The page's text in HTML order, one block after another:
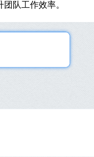
队工作效率。